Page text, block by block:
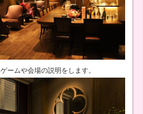
ームや会場の説明をします。